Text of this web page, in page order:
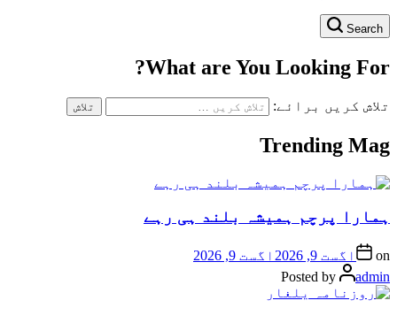
Search
What are You Looking For?
تلاش کریں برائے:
Trending Mag
ہمارا پرچم ہمیشہ بلند ہی رہے
on اگست 9, 2026
اگست 9, 2026
Posted by
admin